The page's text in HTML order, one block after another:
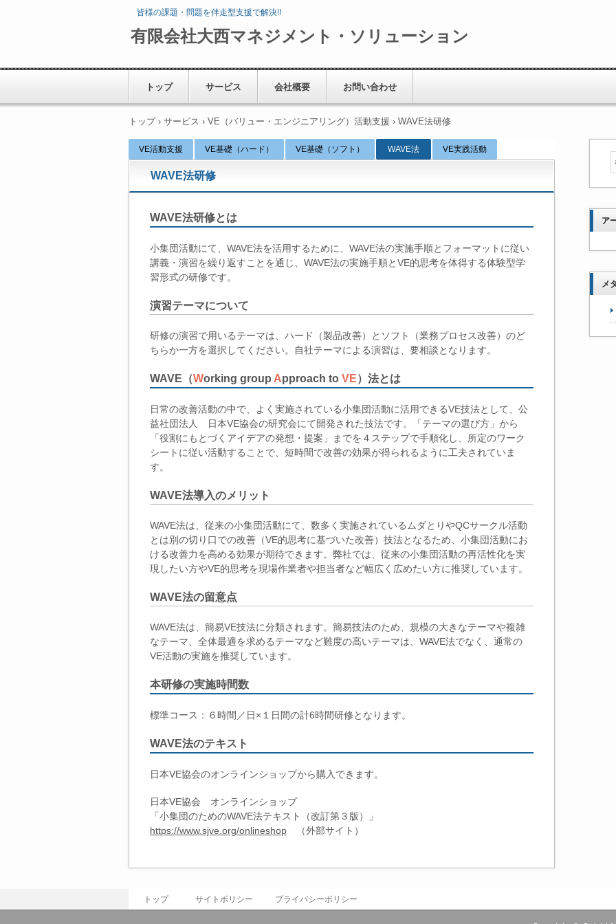
有限会社大西マネジメント・ソリューション
皆様の課題・問題を伴走型支援で解決!!
トップ サービス 会社概要 お問い合わせ
トップ › サービス › VE（バリュー・エンジニアリング）活動支援 › WAVE法研修
VE活動支援 VE基礎（ハード） VE基礎（ソフト） WAVE法 VE実践活動
WAVE法研修
WAVE法研修とは
小集団活動にて、WAVE法を活用するために、WAVE法の実施手順とフォーマットに従い
講義・演習を繰り返すことを通じ、WAVE法の実施手順とVE的思考を体得する体験型学
習形式の研修です。
演習テーマについて
研修の演習で用いるテーマは、ハード（製品改善）とソフト（業務プロセス改善）のど
ちらか一方を選択してください。自社テーマによる演習は、要相談となります。
WAVE（Working group Approach to VE）法とは
日常の改善活動の中で、よく実施されている小集団活動に活用できるVE技法として、公
益社団法人 日本VE協会の研究会にて開発された技法です。「テーマの選び方」から
「役割にもとづくアイデアの発想・提案」までを４ステップで手順化し、所定のワーク
シートに従い活動することで、短時間で改善の効果が得られるように工夫されていま
す。
WAVE法導入のメリット
WAVE法は、従来の小集団活動にて、数多く実施されているムダとりやQCサークル活動
とは別の切り口での改善（VE的思考に基づいた改善）技法となるため、小集団活動にお
ける改善力を高める効果が期待できます。弊社では、従来の小集団活動の再活性化を実
現したい方やVE的思考を現場作業者や担当者など幅広く広めたい方に推奨しています。
WAVE法の留意点
WAVE法は、簡易VE技法に分類されます。簡易技法のため、規模の大きなテーマや複雑
なテーマ、全体最適を求めるテーマなど難度の高いテーマは、WAVE法でなく、通常の
VE活動の実施を推奨しています。
本研修の実施時間数
標準コース：６時間／日×１日間の計6時間研修となります。
WAVE法のテキスト
日本VE協会のオンラインショップから購入できます。
日本VE協会 オンラインショップ
「小集団のためのWAVE法テキスト（改訂第３版）」
https://www.sjve.org/onlineshop （外部サイト）
ア
メ
トップ サイトポリシー プライバシーポリシー